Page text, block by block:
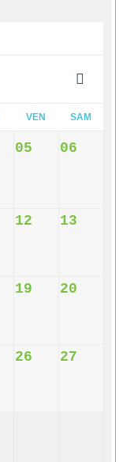
VEN SAM
05 06
12 13
19 20
26 27